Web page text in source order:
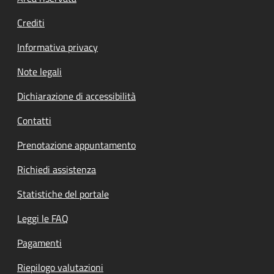
Crediti
Informativa privacy
Note legali
Dichiarazione di accessibilità
Contatti
Prenotazione appuntamento
Richiedi assistenza
Statistiche del portale
Leggi le FAQ
Pagamenti
Riepilogo valutazioni